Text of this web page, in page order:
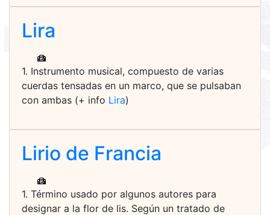
Lira
1. Instrumento musical, compuesto de varias
cuerdas tensadas en un marco, que se pulsaban
con ambas (+ info Lira)
Lirio de Francia
1. Término usado por algunos autores para
designar a la flor de lis. Según un tratado de